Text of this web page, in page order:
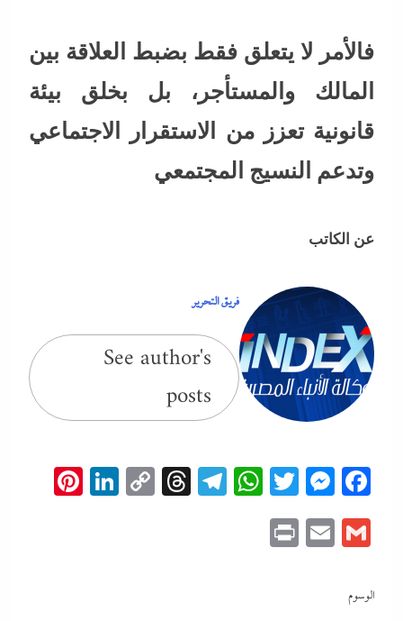
فالأمر لا يتعلق فقط بضبط العلاقة بين
المالك والمستأجر، بل بخلق بيئة
قانونية تعزز من الاستقرار الاجتماعي
وتدعم النسيج المجتمعي
عن الكاتب
فريق التحرير
See author's
posts
Facebook
Messenger
Twitter
WhatsApp
Telegram
Threads
Copy
Gmail
Email
الوسوم